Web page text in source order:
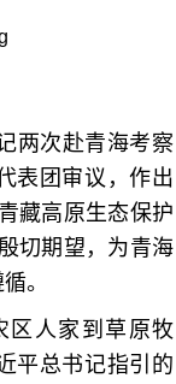
两次赴青海考察
表团审议，作出
藏高原生态保护
切期望，为青海
。
区人家到草原牧
平总书记指引的